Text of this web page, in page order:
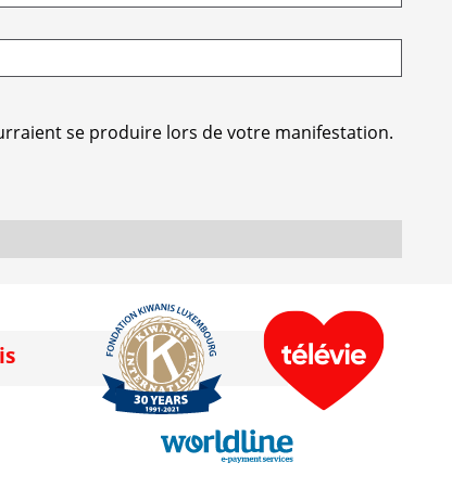
se produire lors de votre manifestation.